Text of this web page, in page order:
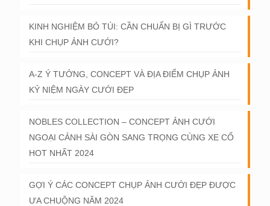
KINH NGHIỆM BỎ TÚI: CẦN CHUẨN BỊ GÌ TRƯỚC
KHI CHỤP ẢNH CƯỚI?
A-Z Ý TƯỞNG, CONCEPT VÀ ĐỊA ĐIỂM CHỤP ẢNH
KỶ NIỆM NGÀY CƯỚI ĐẸP
NOBLES COLLECTION – CONCEPT ẢNH CƯỚI
NGOẠI CẢNH SÀI GÒN SANG TRỌNG CÙNG XE CỔ
HOT NHẤT 2024
GỢI Ý CÁC CONCEPT CHỤP ẢNH CƯỚI ĐẸP ĐƯỢC
ƯA CHUỘNG NĂM 2024